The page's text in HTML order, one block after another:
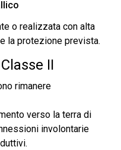
o realizzata con alta
la protezione prevista.
II
rimanere
verso la terra di
involontarie